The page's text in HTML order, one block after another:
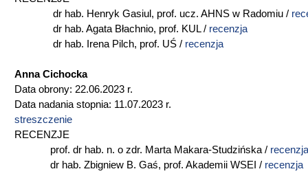
dr hab. Henryk Gasiul, prof. ucz. AHNS w Radomiu /
dr hab. Agata Błachnio, prof. KUL / recenzja
dr hab. Irena Pilch, prof. UŚ / recenzja
Anna Cichocka
Data obrony: 22.06.2023 r.
Data nadania stopnia: 11.07.2023 r.
streszczenie
RECENZJE
prof. dr hab. n. o zdr. Marta Makara-Studzińska / recenzja
dr hab. Zbigniew B. Gaś, prof. Akademii WSEI / recenzja